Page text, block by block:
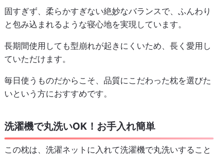
固すぎず、柔らかすぎない絶妙なバランスで、ふんわり
と包み込まれるような寝心地を実現しています。
長期間使用しても型崩れが起きにくいため、長く愛用し
ていただけます。
毎日使うものだからこそ、品質にこだわった枕を選びた
いという方におすすめです。
洗濯機で丸洗いOK！お手入れ簡単
この枕は、洗濯ネットに入れて洗濯機で丸洗いすること